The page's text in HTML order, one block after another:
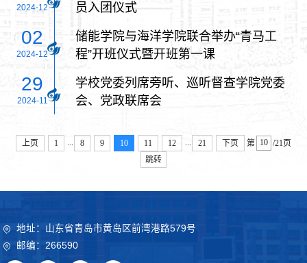
2024-12
员入团仪式
02
2024-12
储能学院与海洋学院联合举办“青马工
程”开班仪式暨开班第一课
29
2024-11
学校党委列席旁听、巡听督查学院党委
会、党政联席会
上页 1 8 9 10 11 12 21 下页 第
/21页
跳转
地址：山东省青岛市黄岛区前湾港路579号
邮编：266590